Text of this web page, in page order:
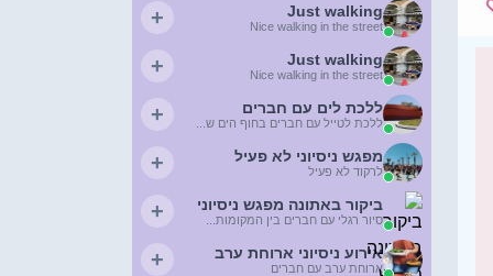
Just walking
Nice walking in the street
+
Just walking
Nice walking in the street
+
ללכת לים עם חברים
ללכת לטייל עם חברים בחוף הים ש... +
מפגש ניסיוני לא פעיל
לרקוד לא פעיל +
ביקור באתונה מפגש ניסיוני
סיור רגלי עם חברים בין המקומות... +
אירוע ניסיוני ארוחת ערב
ארוחת ערב עם חברים +